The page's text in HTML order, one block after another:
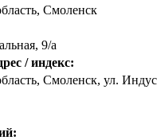
, Смоленск
9/а
/ индекс:
Смоленск, ул.